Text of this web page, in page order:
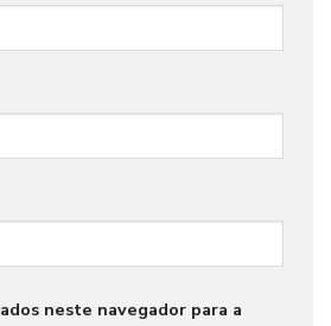
neste navegador para a